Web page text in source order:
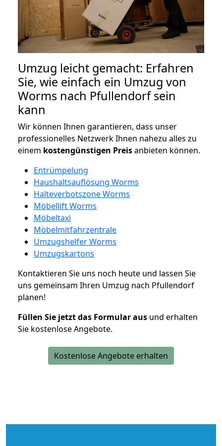
Umzug leicht gemacht: Erfahren
Sie, wie einfach ein Umzug von
Worms nach Pfullendorf sein
kann
Wir können Ihnen garantieren, dass unser
professionelles Netzwerk Ihnen nahezu alles zu
einem kostengünstigen Preisanbieten können.
Entrümpelung
Haushaltsauflösung Worms
Halteverbotszone Worms
Möbellift Worms
Möbeltaxi
Möbelmitfahrzentrale
Umzugshelfer Worms
Umzugskartons
Kontaktieren Sie uns noch heute und lassen Sie
uns gemeinsam Ihren Umzug nach Pfullendorf
planen!
Füllen Sie jetzt das Formular aus und erhalten
Sie kostenlose Angebote.
Kostenlose Angebote erhalten